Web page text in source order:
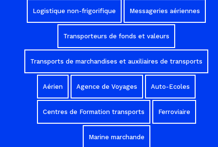
Logistique non-frigorifique Messageries aériennes
Transporteurs de fonds et valeurs
Transports de marchandises et auxiliaires de transports
Aérien Agence de Voyages Auto-Ecoles
Centres de Formation transports Ferroviaire
Marine marchande